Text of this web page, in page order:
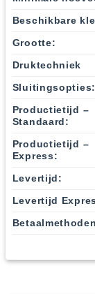
Beschikbare
Grootte:
Druktechniek
Sluitingsopties:
Productietijd –
Standaard:
Productietijd –
Express:
Levertijd:
Levertijd